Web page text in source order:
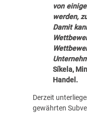
von
werden,
Damit
Síkela,
Handel.
Derzeit
gewährten